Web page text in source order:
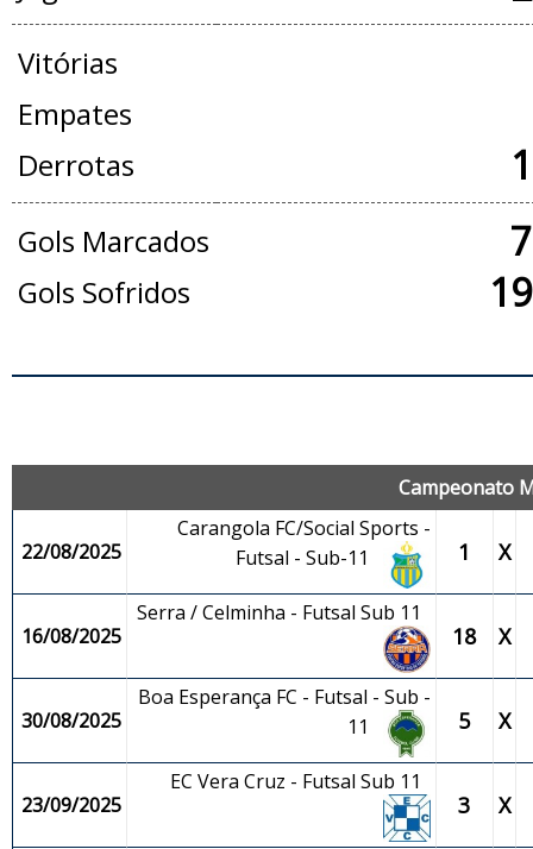
Vitórias
Empates
Derrotas
Gols Marcados
Gols Sofridos
Campeonato
22/08/2025
Carangola FC/Social Sports -
Futsal - Sub-11
1 X
16/08/2025
Serra / Celminha - Futsal Sub 11
18 X
30/08/2025
Boa Esperança FC - Futsal - Sub -
11
5 X
23/09/2025
EC Vera Cruz - Futsal Sub 11
3 X